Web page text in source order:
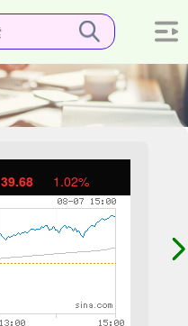
39.68 1.02%